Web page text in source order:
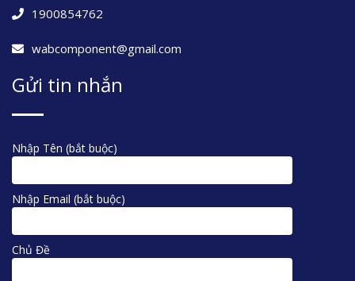
1900854762
wabcomponent@gmail.com
Gửi tin nhắn
Nhập Tên (bắt buộc)
Nhập Email (bắt buộc)
Chủ Đề